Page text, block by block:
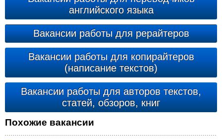
английского языка
Вакансии работы для рерайтеров
Вакансии работы для копирайтеров
(написание текстов)
Вакансии работы для авторов текстов,
статей, обзоров, книг
Похожие вакансии